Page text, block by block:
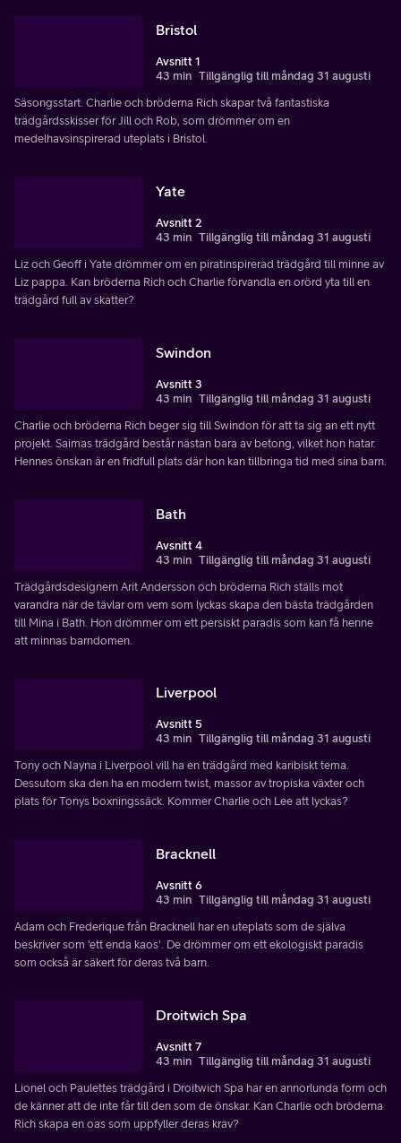
Bristol
Avsnitt 1
43 min Tillgänglig till måndag 31 augusti
Säsongsstart. Charlie och bröderna Rich skapar två fantastiska
trädgårdsskisser för Jill och Rob, som drömmer om en
medelhavsinspirerad uteplats i Bristol.
Yate
Avsnitt 2
43 min Tillgänglig till måndag 31 augusti
Liz och Geoff i Yate drömmer om en piratinspirerad trädgård till minne av
Liz pappa. Kan bröderna Rich och Charlie förvandla en orörd yta till en
trädgård full av skatter?
Swindon
Avsnitt 3
43 min Tillgänglig till måndag 31 augusti
Charlie och bröderna Rich beger sig till Swindon för att ta sig an ett nytt
projekt. Saimas trädgård består nästan bara av betong, vilket hon hatar.
Hennes önskan är en fridfull plats där hon kan tillbringa tid med sina barn.
Bath
Avsnitt 4
43 min Tillgänglig till måndag 31 augusti
Trädgårdsdesignern Arit Andersson och bröderna Rich ställs mot
varandra när de tävlar om vem som lyckas skapa den bästa trädgården
till Mina i Bath. Hon drömmer om ett persiskt paradis som kan få henne
att minnas barndomen.
Liverpool
Avsnitt 5
43 min Tillgänglig till måndag 31 augusti
Tony och Nayna i Liverpool vill ha en trädgård med karibiskt tema.
Dessutom ska den ha en modern twist, massor av tropiska växter och
plats för Tonys boxningssäck. Kommer Charlie och Lee att lyckas?
Bracknell
Avsnitt 6
43 min Tillgänglig till måndag 31 augusti
Adam och Frederique från Bracknell har en uteplats som de själva
beskriver som 'ett enda kaos'. De drömmer om ett ekologiskt paradis
som också är säkert för deras två barn.
Droitwich Spa
Avsnitt 7
43 min Tillgänglig till måndag 31 augusti
Lionel och Paulettes trädgård i Droitwich Spa har en annorlunda form och
de känner att de inte får till den som de önskar. Kan Charlie och bröderna
Rich skapa en oas som uppfyller deras krav?